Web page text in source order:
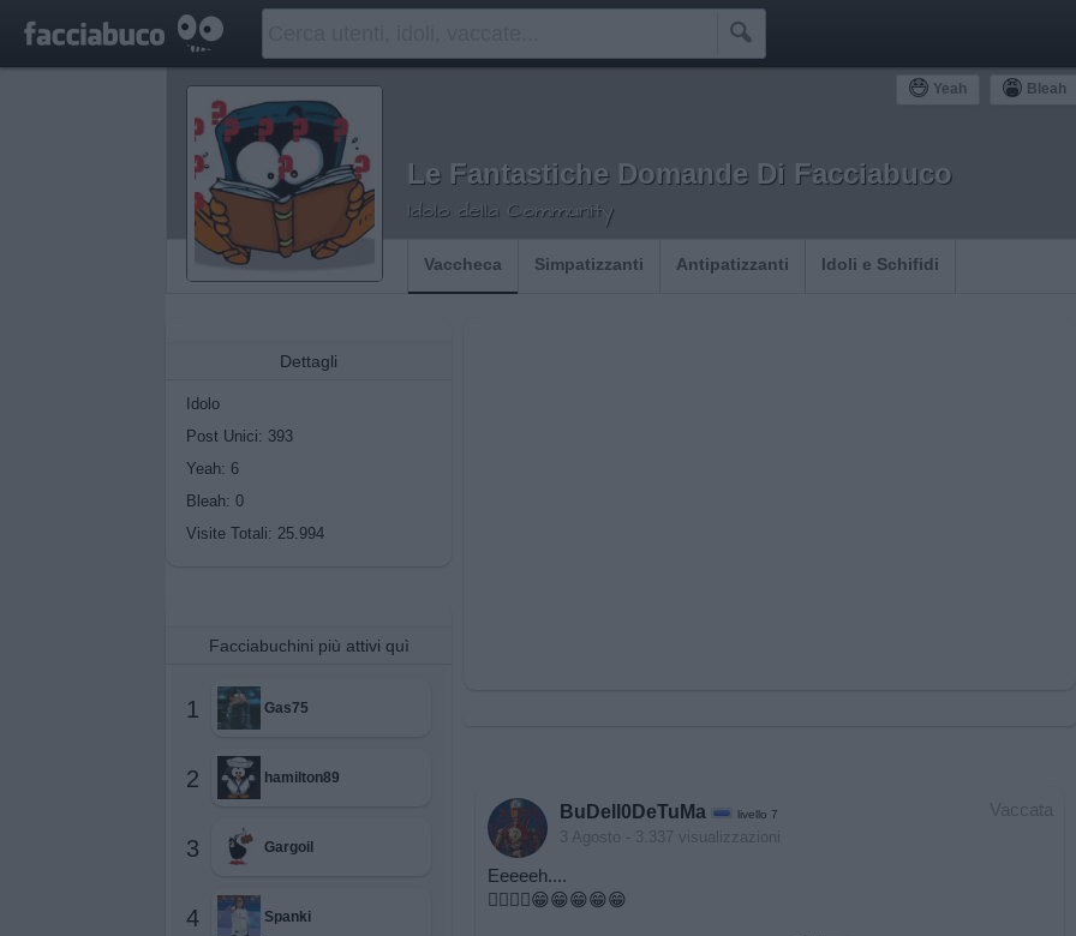

Yeah Bleah
Le Fantastiche Domande Di Facciabuco
Idolo della Community
Vaccheca Simpatizzanti Antipatizzanti Idoli e Schifidi
Dettagli
Idolo
Post Unici: 393
Yeah: 6
Bleah: 0
Visite Totali: 25.994
Facciabuchini più attivi quì
1 Gas75
2 hamilton89
3 Gargoil
4 Spanki
Vaccata
BuDell0DeTuMa livello 7
3 Agosto - 3.337 visualizzazioni
Eeeeeh....
😵‍💫🤷🏻😁😁😁😁😁